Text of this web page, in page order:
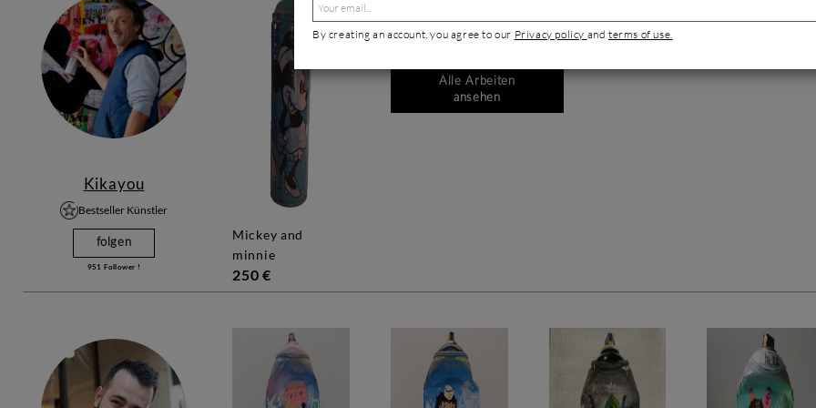
Kikayou
Bestseller Künstler
folgen
951 Follower !
mickey and
minnie
250 €
Alle Arbeiten
ansehen
By creating an account, you agree to our Privacy policy andterms of use.